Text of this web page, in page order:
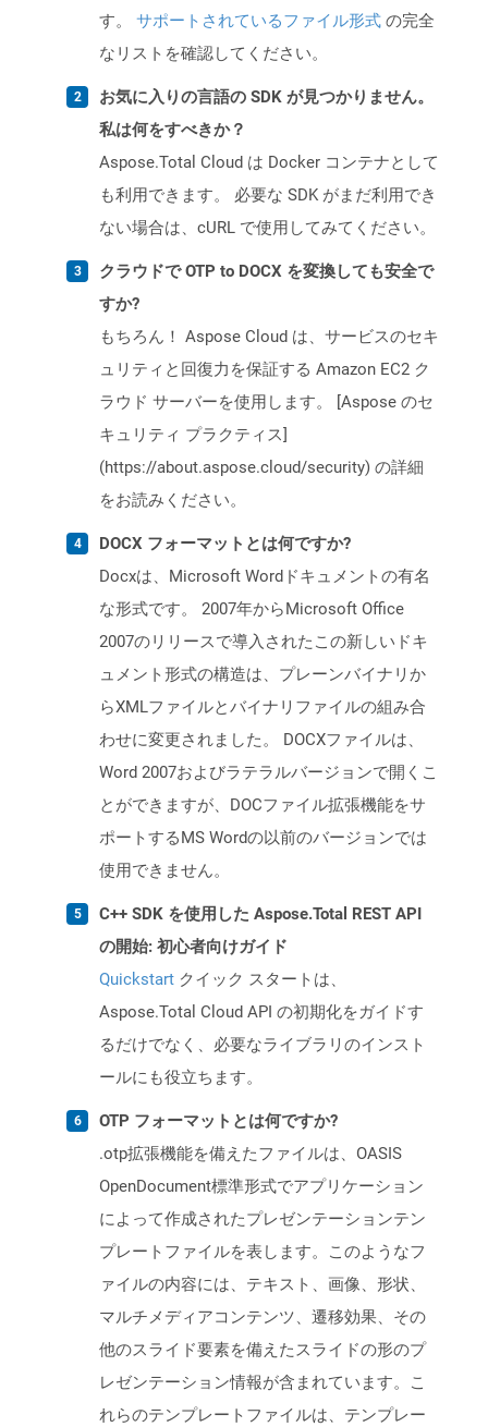
す。 サポートされているファイル形式 の完全
なリストを確認してください。
お気に入りの言語の SDK が見つかりません。
私は何をすべきか？
Aspose.Total Cloud は Docker コンテナとして
も利用できます。 必要な SDK がまだ利用でき
ない場合は、cURL で使用してみてください。
クラウドで OTP to DOCX を変換しても安全で
すか?
もちろん！ Aspose Cloud は、サービスのセキ
ュリティと回復力を保証する Amazon EC2 ク
ラウド サーバーを使用します。 [Aspose のセ
キュリティ プラクティス]
(https://about.aspose.cloud/security) の詳細
をお読みください。
DOCX フォーマットとは何ですか?
Docxは、Microsoft Wordドキュメントの有名
な形式です。 2007年からMicrosoft Office
2007のリリースで導入されたこの新しいドキ
ュメント形式の構造は、プレーンバイナリか
らXMLファイルとバイナリファイルの組み合
わせに変更されました。 DOCXファイルは、
Word 2007およびラテラルバージョンで開くこ
とができますが、DOCファイル拡張機能をサ
ポートするMS Wordの以前のバージョンでは
使用できません。
C++ SDK を使用した Aspose.Total REST API
の開始: 初心者向けガイド
Quickstart クイック スタートは、
Aspose.Total Cloud API の初期化をガイドす
るだけでなく、必要なライブラリのインスト
ールにも役立ちます。
OTP フォーマットとは何ですか?
.otp拡張機能を備えたファイルは、OASIS
OpenDocument標準形式でアプリケーション
によって作成されたプレゼンテーションテン
プレートファイルを表します。このようなフ
ァイルの内容には、テキスト、画像、形状、
マルチメディアコンテンツ、遷移効果、その
他のスライド要素を備えたスライドの形のプ
レゼンテーション情報が含まれています。こ
れらのテンプレートファイルは、テンプレー